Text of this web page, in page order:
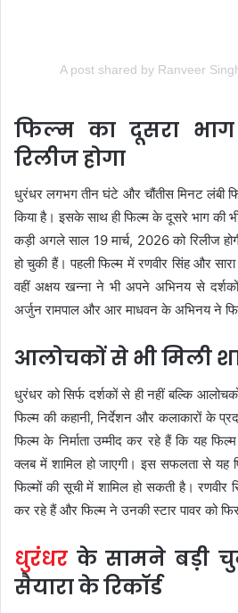
A post shared by Ranveer
फिल्म का दूसरा
रिलीज होगा
धुरंधर लगभग तीन घंटे और चौंतीस मिनट लंबी
किया है। इसके साथ ही फिल्म के दूसरे भाग की
कड़ी अगले साल 19 मार्च, 2026 को रिलीज
हो चुकी हैं। पहली फिल्म में रणवीर सिंह और
वहीं अक्षय खन्ना ने भी अपने अभिनय से
अर्जुन रामपाल और आर माधवन के अभिनय ने
आलोचकों से भी मिली
धुरंधर को सिर्फ दर्शकों से ही नहीं बल्कि
फिल्म की कहानी, निर्देशन और कलाकारों के
फिल्म के निर्माता उम्मीद कर रहे हैं कि यह
क्लब में शामिल हो जाएगी। इस सफलता से यह
फिल्मों की सूची में शामिल हो सकती है।
कर रहे हैं और फिल्म ने उनकी स्टार पावर को
धुरंधर के सामने बड़ी
सैयारा के रिकॉर्ड